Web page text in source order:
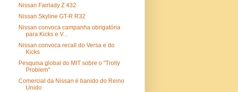
Nissan Fairlady Z 432
Nissan Skyline GT-R R32
Nissan convoca campanha obrigatória
para Kicks e V...
Nissan convoca recall do Versa e do
Kicks
Pesquisa global do MIT sobre o "Trolly
Problem"
Comercial da Nissan é banido do Reino
Unido